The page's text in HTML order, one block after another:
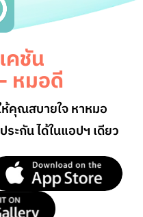
คชัน
หมอดี
คุณสบายใจ หาหมอ
ะกัน ได้ในแอปฯ เดียว